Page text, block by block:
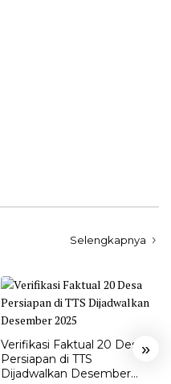
Selengkapnya
»
Verifikasi Faktual 20 Desa
Persiapan di TTS
Dijadwalkan Desember